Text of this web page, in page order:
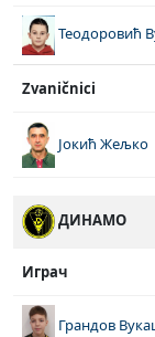
Теодоровић
Zvaničnici
Јокић Жељко
ДИНАМО
Играч
Грандов